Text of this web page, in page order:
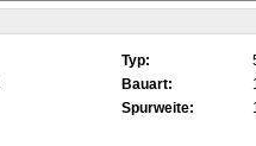
Typ:
Bauart:
Spurweite: